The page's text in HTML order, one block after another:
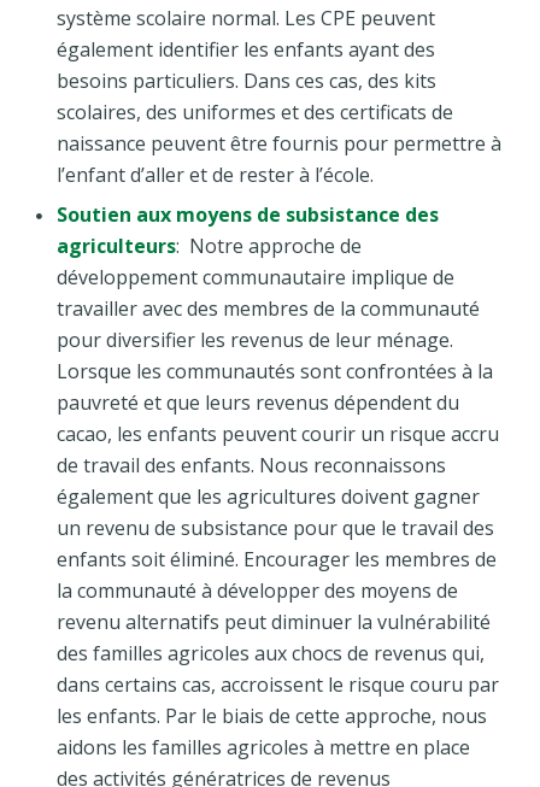
système scolaire normal. Les CPE peuvent
également identifier les enfants ayant des
besoins particuliers. Dans ces cas, des kits
scolaires, des uniformes et des certificats de
naissance peuvent être fournis pour permettre à
l’enfant d’aller et de rester à l’école.
Soutien aux moyens de subsistance des
agriculteurs: Notre approche de
développement communautaire implique de
travailler avec des membres de la communauté
pour diversifier les revenus de leur ménage.
Lorsque les communautés sont confrontées à la
pauvreté et que leurs revenus dépendent du
cacao, les enfants peuvent courir un risque accru
de travail des enfants. Nous reconnaissons
également que les agricultures doivent gagner
un revenu de subsistance pour que le travail des
enfants soit éliminé. Encourager les membres de
la communauté à développer des moyens de
revenu alternatifs peut diminuer la vulnérabilité
des familles agricoles aux chocs de revenus qui,
dans certains cas, accroissent le risque couru par
les enfants. Par le biais de cette approche, nous
aidons les familles agricoles à mettre en place
des activités génératrices de revenus